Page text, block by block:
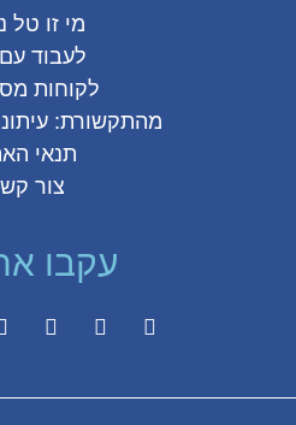
מי זו טל
לעבוד עם טל
לקוחות
מהתקשורת:עיתונות
תנאי האתר
צור קשר
עקבו